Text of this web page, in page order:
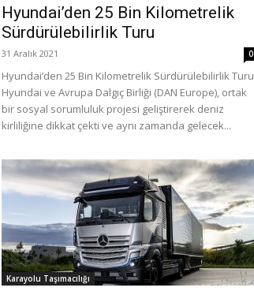
Hyundai’den 25 Bin Kilometrelik
Sürdürülebilirlik Turu
31 Aralık 2021 0
Hyundai’den 25 Bin Kilometrelik Sürdürülebilirlik Turu
Hyundai ve Avrupa Dalgıç Birliği (DAN Europe), ortak
bir sosyal sorumluluk projesi geliştirerek deniz
kirliliğine dikkat çekti ve aynı zamanda gelecek...
Karayolu Taşımacılığı